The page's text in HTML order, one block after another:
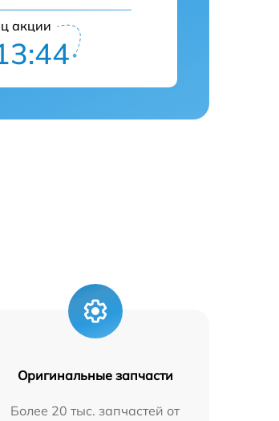
акции
Оригинальные запчасти
Более 20 тыс. запчастей от